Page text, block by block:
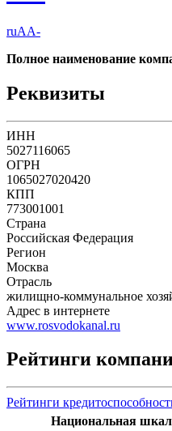
ruAA-
Полное наименование
Реквизиты
ИНН
5027116065
ОГРН
1065027020420
КПП
773001001
Страна
Российская Федерация
Регион
Москва
Отрасль
жилищно-коммунальное
Адрес в интернете
www.rosvodokanal.ru
Рейтинги
Рейтинги
Национальная